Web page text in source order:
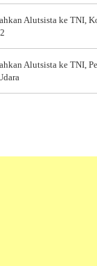
Alutsista ke TNI,
Alutsista ke TNI,